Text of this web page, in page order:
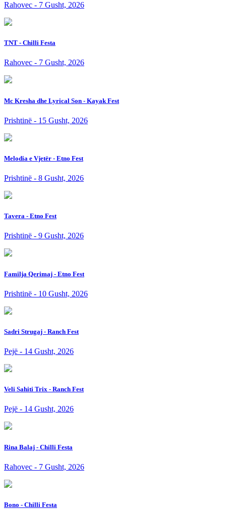
Rahovec - 7 Gusht, 2026
TNT - Chilli Festa
Rahovec - 7 Gusht, 2026
Mc Kresha dhe Lyrical Son - Kayak Fest
Prishtinë - 15 Gusht, 2026
Melodia e Vjetër - Etno Fest
Prishtinë - 8 Gusht, 2026
Tavera - Etno Fest
Prishtinë - 9 Gusht, 2026
Familja Qerimaj - Etno Fest
Prishtinë - 10 Gusht, 2026
Sadri Strugaj - Ranch Fest
Pejë - 14 Gusht, 2026
Veli Sahiti Trix - Ranch Fest
Pejë - 14 Gusht, 2026
Rina Balaj - Chilli Festa
Rahovec - 7 Gusht, 2026
Bono - Chilli Festa